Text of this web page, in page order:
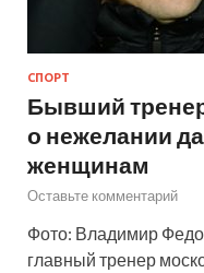
СПОРТ
Бывший
о нежелании
женщинам
Оставьте комментарий
Фото: Владимир
главный тренер